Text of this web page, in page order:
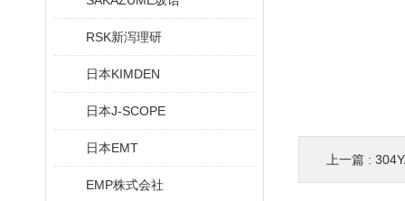
RSK新泻理研
日本KIMDEN
日本J-SCOPE
日本EMT
EMP株式会社
上一篇 :